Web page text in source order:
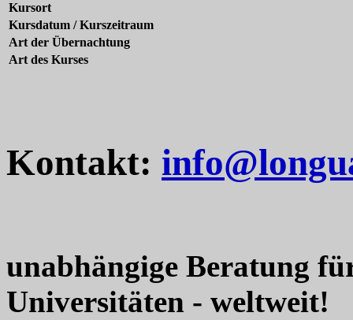
Kursort
Kursdatum / Kurszeitraum
Art der Übernachtung
Art des Kurses
Kontakt:
unabhängige Beratung
Universitäten - weltweit!